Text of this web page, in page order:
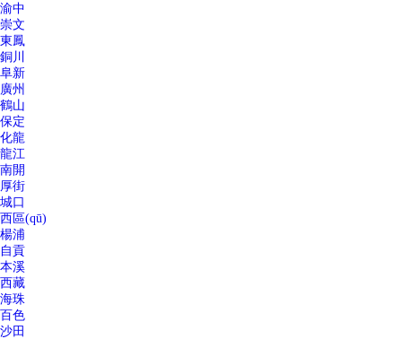
渝中
崇文
東鳳
銅川
阜新
廣州
鶴山
保定
化龍
龍江
南開
厚街
城口
西區(qū)
楊浦
自貢
本溪
西藏
海珠
百色
沙田